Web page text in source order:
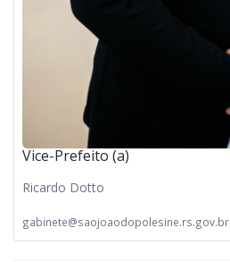
Vice-Prefeito (a)
Ricardo Dotto
gabinete@saojoaodopolesine.rs.gov.br